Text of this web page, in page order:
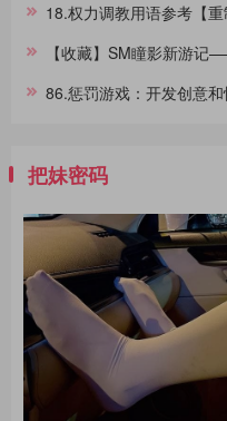
18.权力调教用语参考【重
【收藏】SM瞳影新游记
86.惩罚游戏：开发创意
把妹密码